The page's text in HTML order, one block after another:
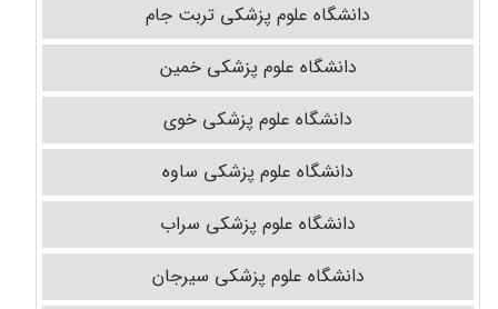
دانشگاه علوم پزشکی تربت جام
دانشگاه علوم پزشکی خمین
دانشگاه علوم پزشکی خوی
دانشگاه علوم پزشکی ساوه
دانشگاه علوم پزشکی سراب
دانشگاه علوم پزشکی سیرجان